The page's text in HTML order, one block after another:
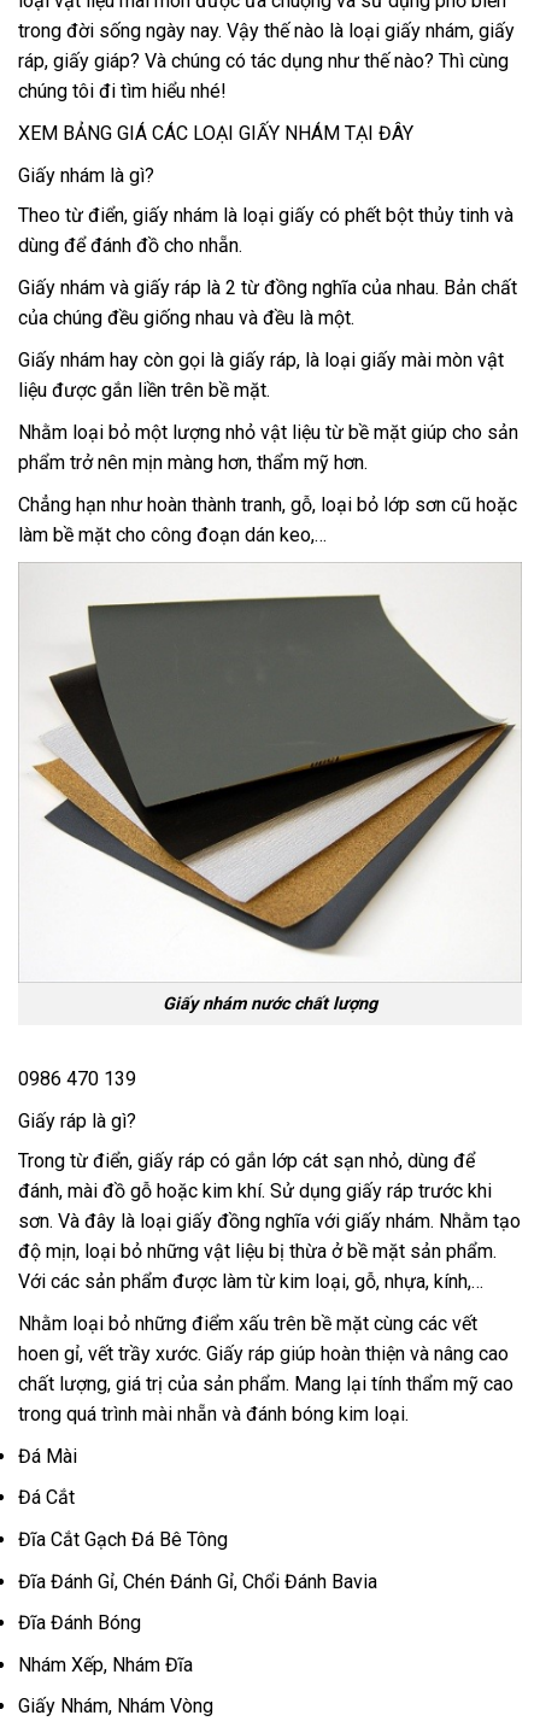
trong đời sống ngày nay. Vậy thế nào là loại giấy nhám, giấy
ráp, giấy giáp? Và chúng có tác dụng như thế nào? Thì cùng
chúng tôi đi tìm hiểu nhé!
XEM BẢNG GIÁ CÁC LOẠI GIẤY NHÁM TẠI ĐÂY
Giấy nhám là gì?
Theo từ điển, giấy nhám là loại giấy có phết bột thủy tinh và
dùng để đánh đồ cho nhẵn.
Giấy nhám và giấy ráp là 2 từ đồng nghĩa của nhau. Bản chất
của chúng đều giống nhau và đều là một.
Giấy nhám hay còn gọi là giấy ráp, là loại giấy mài mòn vật
liệu được gắn liền trên bề mặt.
Nhằm loại bỏ một lượng nhỏ vật liệu từ bề mặt giúp cho sản
phẩm trở nên mịn màng hơn, thẩm mỹ hơn.
Chẳng hạn như hoàn thành tranh, gỗ, loại bỏ lớp sơn cũ hoặc
làm bề mặt cho công đoạn dán keo,…
Giấy nhám nước chất lượng
0986 470 139
Giấy ráp là gì?
Trong từ điển, giấy ráp có gắn lớp cát sạn nhỏ, dùng để
đánh, mài đồ gỗ hoặc kim khí. Sử dụng giấy ráp trước khi
sơn. Và đây là loại giấy đồng nghĩa với giấy nhám. Nhằm tạo
độ mịn, loại bỏ những vật liệu bị thừa ở bề mặt sản phẩm.
Với các sản phẩm được làm từ kim loại, gỗ, nhựa, kính,…
Nhằm loại bỏ những điểm xấu trên bề mặt cùng các vết
hoen gỉ, vết trầy xước. Giấy ráp giúp hoàn thiện và nâng cao
chất lượng, giá trị của sản phẩm. Mang lại tính thẩm mỹ cao
trong quá trình mài nhẵn và đánh bóng kim loại.
Đá Mài
Đá Cắt
Đĩa Cắt Gạch Đá Bê Tông
Đĩa Đánh Gỉ, Chén Đánh Gỉ, Chổi Đánh Bavia
Đĩa Đánh Bóng
Nhám Xếp, Nhám Đĩa
Giấy Nhám, Nhám Vòng